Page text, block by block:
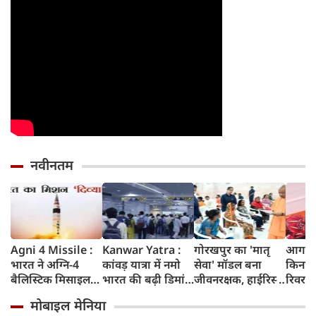
नवीनतम
Agni 4 Missile :
भारत ने अग्नि-4
बैलिस्टिक मिसाइल
किया, 4,000 KM
Kanwar Yatra :
कांवड़ यात्रा में नमो
भारत की बढ़ी डिमांड,
कई स्टेशनों पर 50%
गोरखपुर का 'मातृ
सेवा' मॉडल बना
जीवनरक्षक, हाईरिस्क
इलाज से बची 77
आगरा
रिवर
करेगी
मोबाइल मेनिया